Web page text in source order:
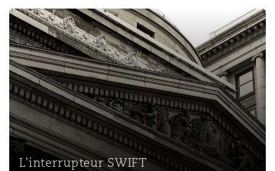
L’interrupteur SWIFT
L’interrupteur SWIFT